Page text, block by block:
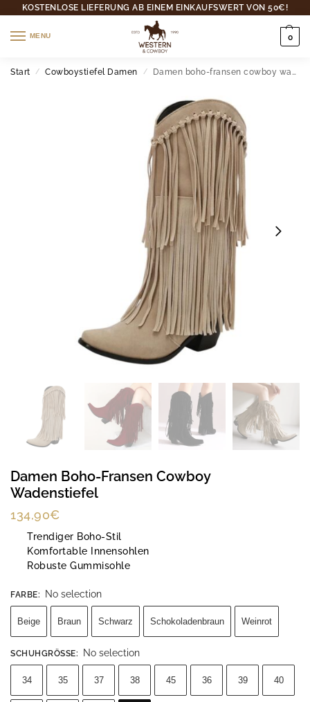
KOSTENLOSE LIEFERUNG AB EINEM EINKAUFSWERT VON 50€!
MENU 0
Start / Cowboystiefel Damen / Damen boho-fransen cowboy wadenstiefel
Damen Boho-Fransen Cowboy
Wadenstiefel
134,90€
Trendiger Boho-Stil
Komfortable Innensohlen
Robuste Gummisohle
FARBE: No selection
Beige Braun Schwarz Schokoladenbraun Weinrot
SCHUHGRÖSSE : No selection
34 35 37 38 45 36 39 40